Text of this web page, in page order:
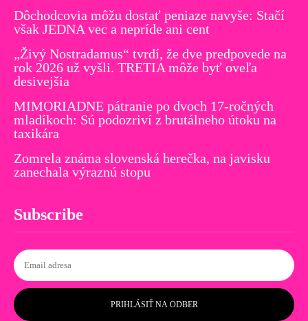
Dôchodcovia môžu dostať peniaze navyše: Stačí
však JEDNA vec a nepríde ani cent
„Živý Nostradamus“ tvrdí, že dve predpovede na
rok 2026 už vyšli. TRETIA môže byť oveľa
desivejšia
MIMORIADNE pátranie po dvoch 17-ročných
mladíkoch: Sú podozriví z brutálneho útoku na
taxikára
Zomrela známa slovenská herečka, na javisku
zanechala výraznú stopu
Subscribe
PRIHLÁSIŤ NA ODBER